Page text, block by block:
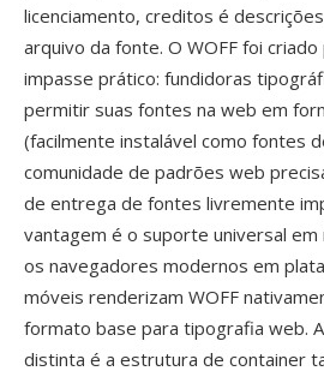
licenciamento, creditos é
arquivo da fonte. O WOFF foi
impasse prático: fundidoras
permitir suas fontes na web em
(facilmente instalável como fontes
comunidade de padrões web
de entrega de fontes livremente
vantagem é o suporte universal
os navegadores modernos em
móveis renderizam WOFF
formato base para tipografia web.
distinta é a estrutura de container